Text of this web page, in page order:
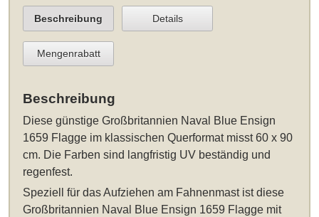
Beschreibung Details
Mengenrabatt
Beschreibung
Diesegünstige Großbritannien Naval Blue Ensign
1659 Flagge im klassischen Querformat misst 60 x 90
cm. Die Farben sind langfristig UV beständig und
regenfest.
Speziell für das Aufziehen am Fahnenmast ist diese
Großbritannien Naval Blue Ensign 1659 Flagge mit